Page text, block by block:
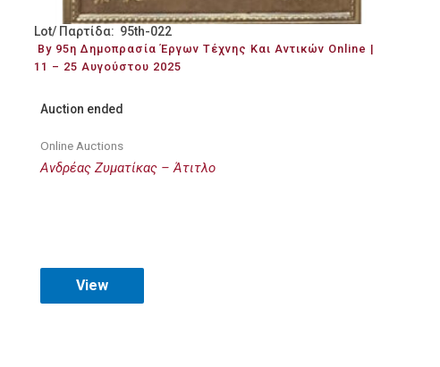
Lot/ Παρτίδα: 95th-022
By 95η Δημοπρασία Έργων Τέχνης Και Αντικών Online |
11 – 25 Αυγούστου 2025
Auction ended
Online Auctions
Ανδρέας Ζυματίκας – Άτιτλο
View